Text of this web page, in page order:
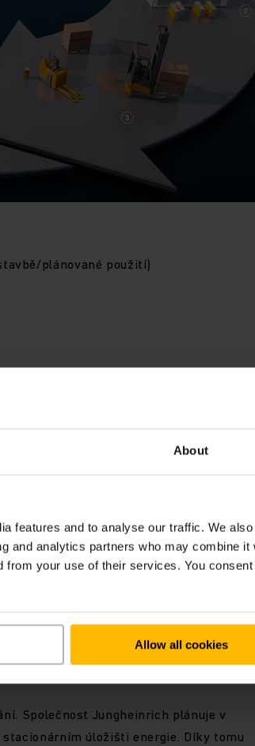
About
features and to analyse our traffic. We
and analytics partners who may combine it
from your use of their services. You
Allow all cookies
plánované použití)
iontových baterií. V těchto fázích se
celý životní cyklus výrobku a snižují
bateriích obejdeme bez kritických
fosfátové články (LFP). Naše lithium-
vznítila.
Společnost Jungheinrich plánuje v
úložišti energie. Díky tomu